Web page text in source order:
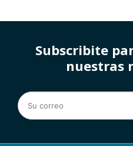
Subscribite
nuestras